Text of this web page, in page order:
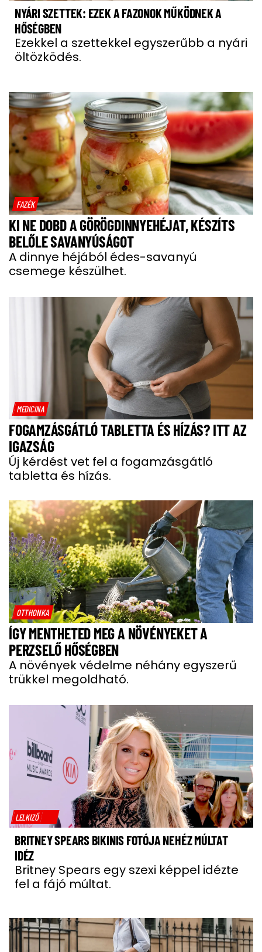
NYÁRI SZETTEK: EZEK A FAZONOK MŰKÖDNEK A
HŐSÉGBEN
Ezekkel a szettekkel egyszerűbb a nyári
öltözködés.
FAZÉK
KI NE DOBD A GÖRÖGDINNYEHÉJAT, KÉSZÍTS
BELŐLE SAVANYÚSÁGOT
A dinnye héjából édes-savanyú
csemege készülhet.
MEDICINA
FOGAMZÁSGÁTLÓ TABLETTA ÉS HÍZÁS? ITT AZ
IGAZSÁG
Új kérdést vet fel a fogamzásgátló
tabletta és hízás.
OTTHONKA
ÍGY MENTHETED MEG A NÖVÉNYEKET A
PERZSELŐ HŐSÉGBEN
A növények védelme néhány egyszerű
trükkel megoldható.
LELKIZŐ
BRITNEY SPEARS BIKINIS FOTÓJA NEHÉZ MÚLTAT
IDÉZ
Britney Spears egy szexi képpel idézte
fel a fájó múltat.